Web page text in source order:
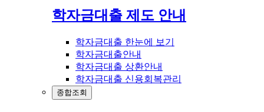
학자금대출 제도 안내
학자금대출 한눈에 보기
학자금대출안내
학자금대출 상환안내
학자금대출 신용회복관리
종합조회